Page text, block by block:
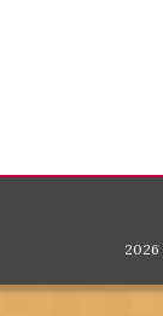
2026